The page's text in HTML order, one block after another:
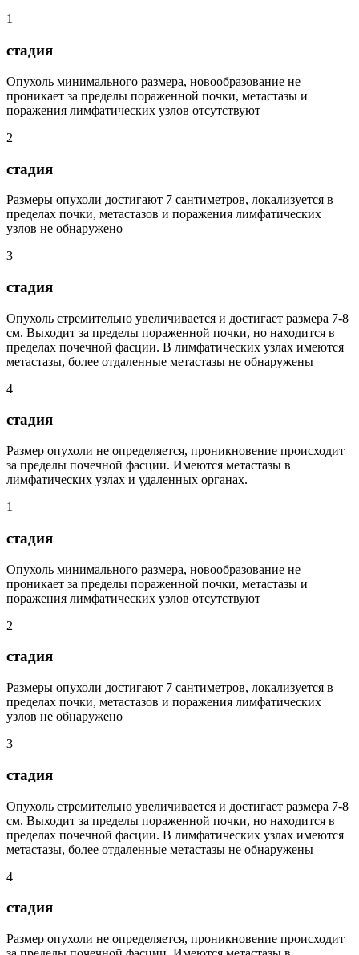
1
стадия
Опухоль минимального размера, новообразование не
проникает за пределы пораженной почки, метастазы и
поражения лимфатических узлов отсутствуют
2
стадия
Размеры опухоли достигают 7 сантиметров, локализуется в
пределах почки, метастазов и поражения лимфатических
узлов не обнаружено
3
стадия
Опухоль стремительно увеличивается и достигает размера 7-8
см. Выходит за пределы пораженной почки, но находится в
пределах почечной фасции. В лимфатических узлах имеются
метастазы, более отдаленные метастазы не обнаружены
4
стадия
Размер опухоли не определяется, проникновение происходит
за пределы почечной фасции. Имеются метастазы в
лимфатических узлах и удаленных органах.
1
стадия
Опухоль минимального размера, новообразование не
проникает за пределы пораженной почки, метастазы и
поражения лимфатических узлов отсутствуют
2
стадия
Размеры опухоли достигают 7 сантиметров, локализуется в
пределах почки, метастазов и поражения лимфатических
узлов не обнаружено
3
стадия
Опухоль стремительно увеличивается и достигает размера 7-8
см. Выходит за пределы пораженной почки, но находится в
пределах почечной фасции. В лимфатических узлах имеются
метастазы, более отдаленные метастазы не обнаружены
4
стадия
Размер опухоли не определяется, проникновение происходит